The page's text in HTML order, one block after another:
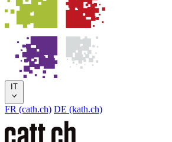
IT
FR (cath.ch) DE (kath.ch)